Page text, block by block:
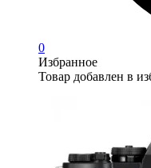
0
Избранное
Товар добавлен в